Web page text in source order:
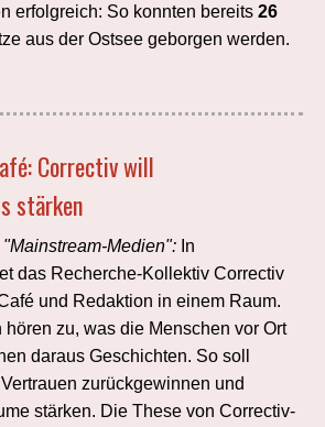
erfolgreich: So konnten bereits 26
aus der Ostsee geborgen werden.
Correctiv will
stärken
Medien": In
das Recherche-Kollektiv Correctiv
und Redaktion in einem Raum.
hören zu, was die Menschen vor Ort
daraus Geschichten. So soll
zurückgewinnen und
stärken. Die These von Correctiv-